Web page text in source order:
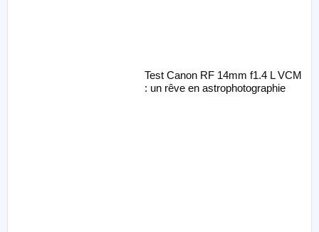
Test Canon RF 14mm f1.4 L VCM
: un rêve en astrophotographie